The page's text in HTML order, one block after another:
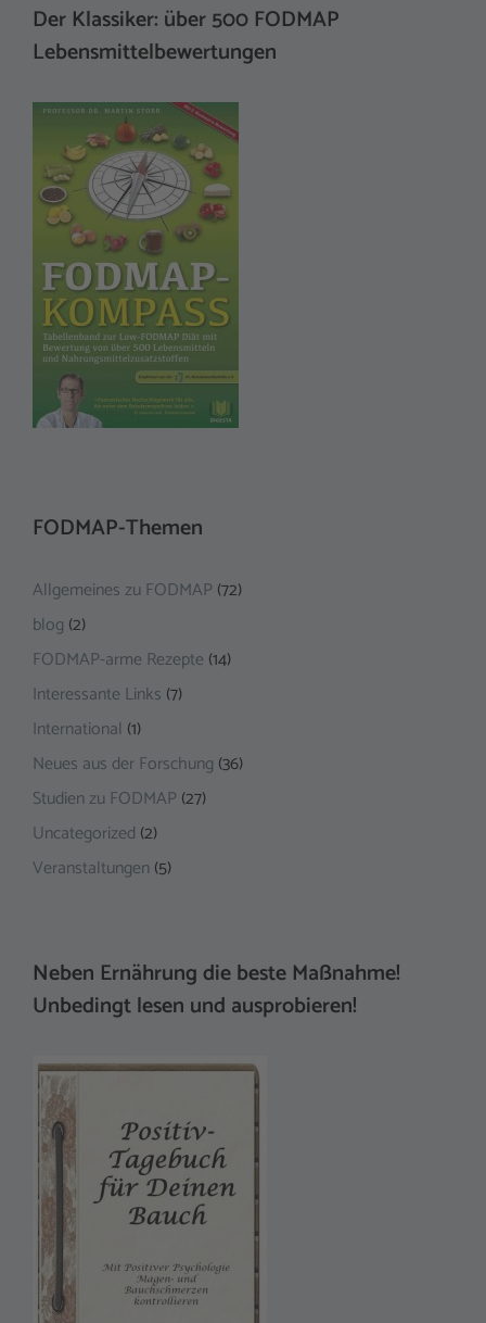
Der Klassiker: über 500 FODMAP
Lebensmittelbewertungen
FODMAP-Themen
Allgemeines zu FODMAP (72)
blog (2)
FODMAP-arme Rezepte (14)
Interessante Links (7)
International (1)
Neues aus der Forschung (36)
Studien zu FODMAP (27)
Uncategorized (2)
Veranstaltungen (5)
Neben Ernährung die beste Maßnahme!
Unbedingt lesen und ausprobieren!